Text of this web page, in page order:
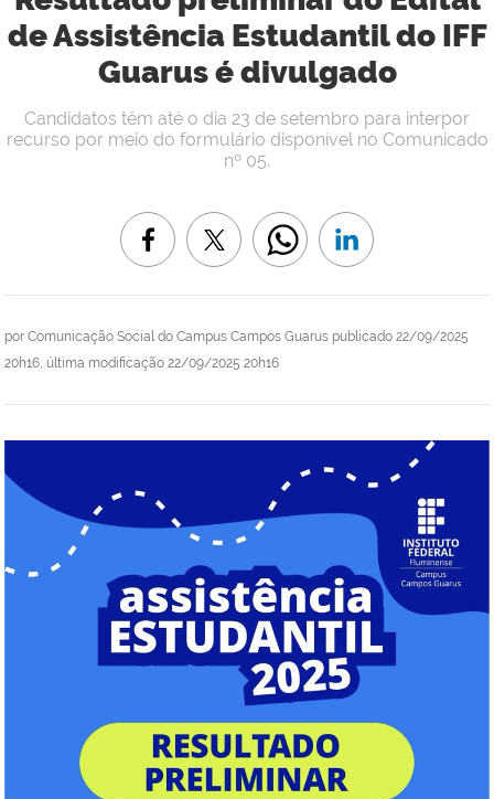
de Assistência Estudantil do IFF
Guarus é divulgado
por Comunicação Social do Campus Campos Guarus publicado 22/09/2025
20h16, última modificação 22/09/2025 20h16
Candidatos têm até o dia 23 de setembro para interpor
recurso por meio do formulário disponível no Comunicado
nº 05.